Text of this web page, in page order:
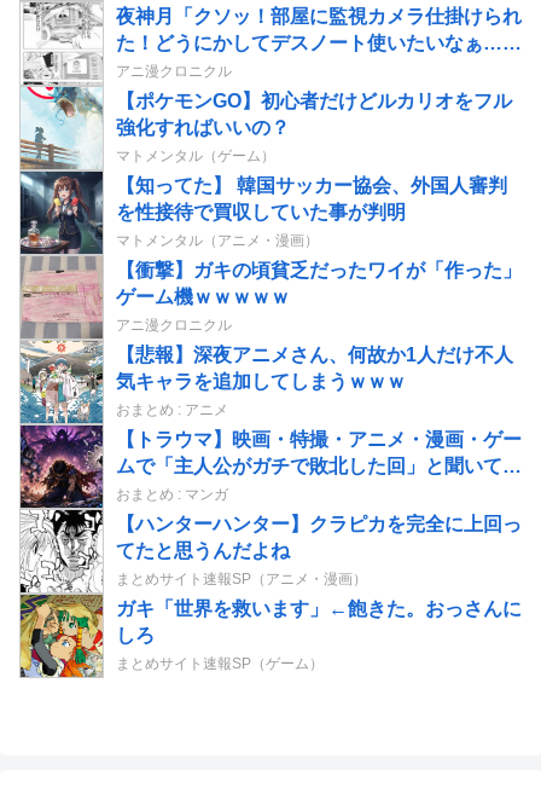
夜神月「クソッ！部屋に監視カメラ仕掛けられ
た！どうにかしてデスノート使いたいなぁ…せ
や！」→結果
アニ漫クロニクル
【ポケモンGO】初心者だけどルカリオをフル
強化すればいいの？
マトメンタル（ゲーム）
【知ってた】 韓国サッカー協会、外国人審判
を性接待で買収していた事が判明
マトメンタル（アニメ・漫画）
【衝撃】ガキの頃貧乏だったワイが「作った」
ゲーム機ｗｗｗｗｗ
アニ漫クロニクル
【悲報】深夜アニメさん、何故か1人だけ不人
気キャラを追加してしまうｗｗｗ
おまとめ : アニメ
【トラウマ】映画・特撮・アニメ・漫画・ゲー
ムで「主人公がガチで敗北した回」と聞いて真
っ先に思い浮かぶのは？
おまとめ : マンガ
【ハンターハンター】クラピカを完全に上回っ
てたと思うんだよね
まとめサイト速報SP（アニメ・漫画）
ガキ「世界を救います」←飽きた。おっさんに
しろ
まとめサイト速報SP（ゲーム）